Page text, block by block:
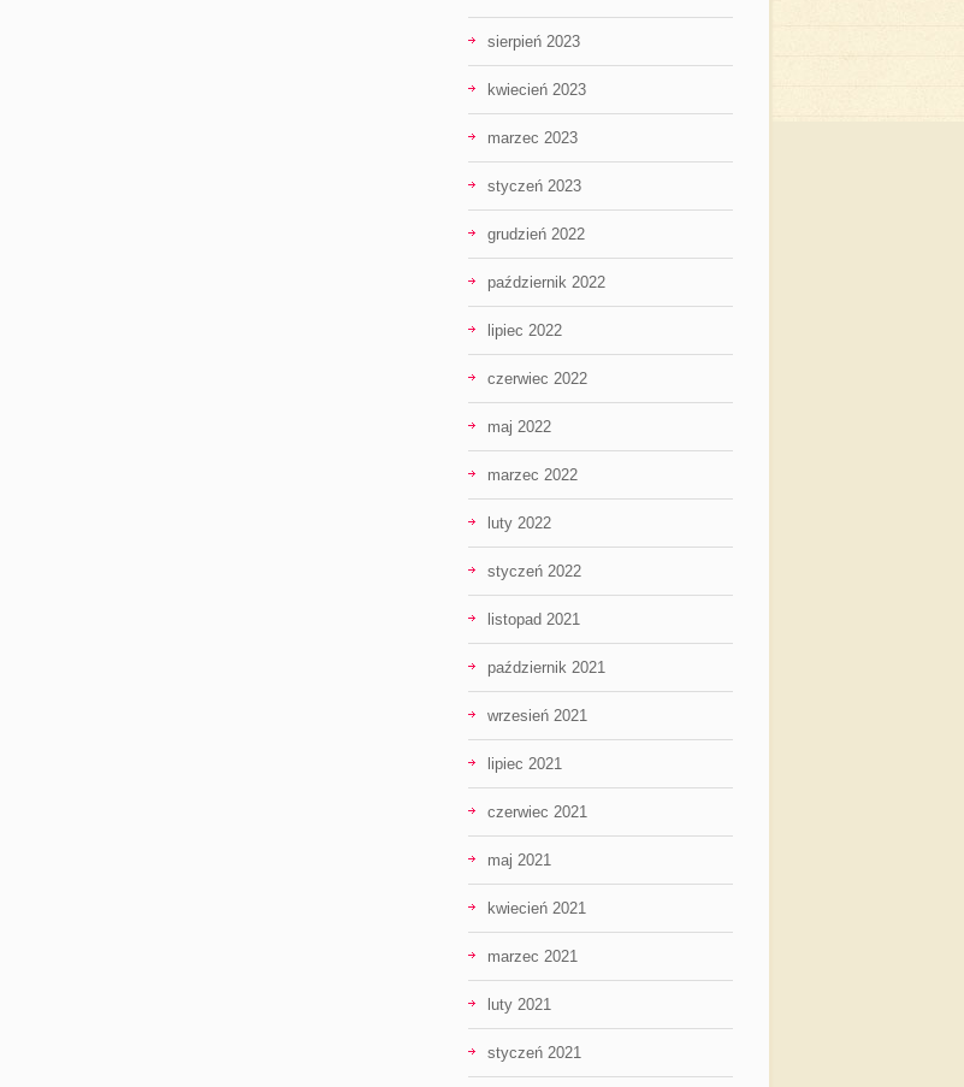
sierpień 2023
kwiecień 2023
marzec 2023
styczeń 2023
grudzień 2022
październik 2022
lipiec 2022
czerwiec 2022
maj 2022
marzec 2022
luty 2022
styczeń 2022
listopad 2021
październik 2021
wrzesień 2021
lipiec 2021
czerwiec 2021
maj 2021
kwiecień 2021
marzec 2021
luty 2021
styczeń 2021